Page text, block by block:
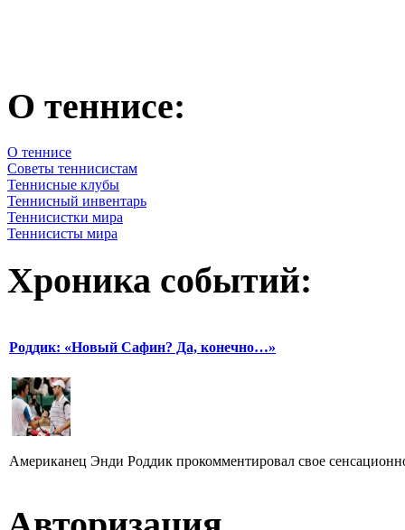
О теннисе:
О теннисе
Советы теннисистам
Теннисные клубы
Теннисный инвентарь
Теннисистки мира
Теннисисты мира
Хроника событий:
Роддик: «Новый Сафин? Да, конечно…»
Американец Энди Роддик прокомментировал свое